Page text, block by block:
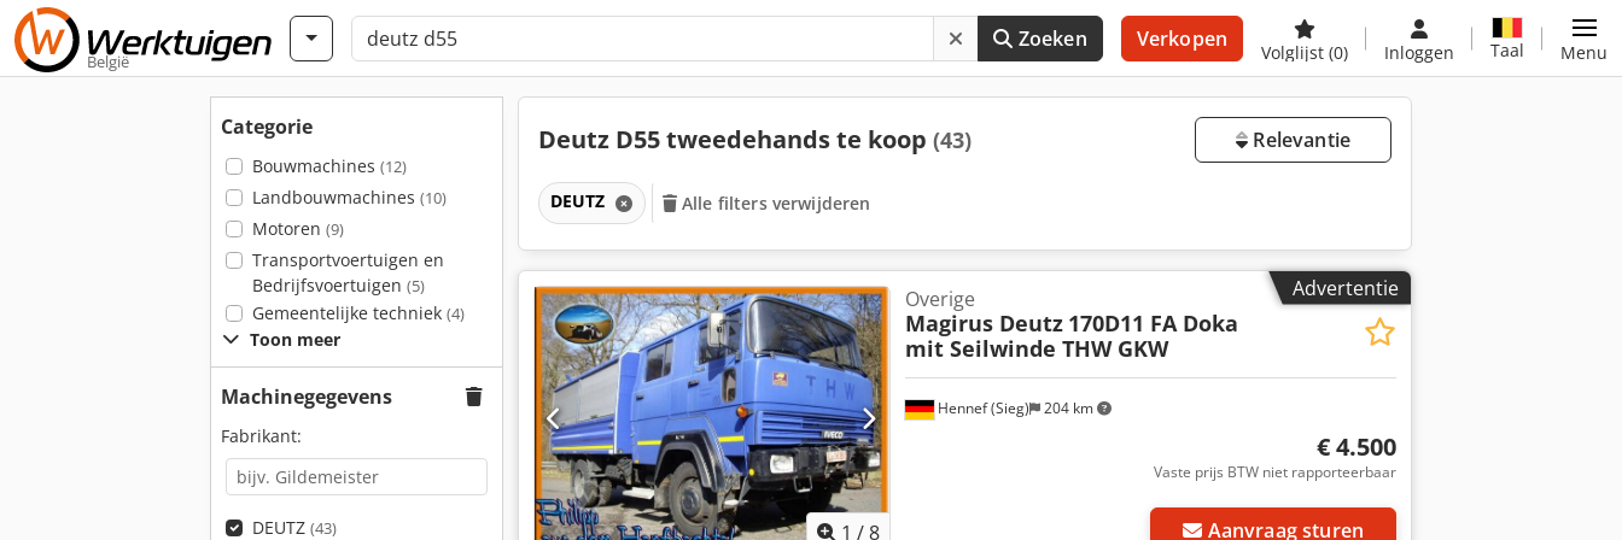
België
Zoeken Verkopen
Volglijst (0) Inloggen Taal Menu
Categorie
Bouwmachines (12)
Landbouwmachines (10)
Motoren (9)
Transportvoertuigen en
Bedrijfsvoertuigen (5)
Gemeentelijke techniek (4)
Toon meer
Machinegegevens
Fabrikant:
DEUTZ (43)
Deutz D55 tweedehands te koop (43) Relevantie
DEUTZ Alle filters verwijderen
Advertentie
1 /8
Hennef (Sieg) 204 km
Overige
Magirus Deutz 170D11 FA Doka
mit Seilwinde THW GKW
€ 4.500
Vaste prijs BTW niet rapporteerbaar
Aanvraag sturen